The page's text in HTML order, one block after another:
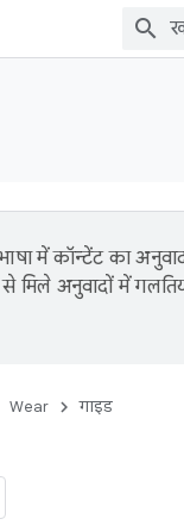
में कॉन्टेंट का
अनुवादों में
Wear गाइड